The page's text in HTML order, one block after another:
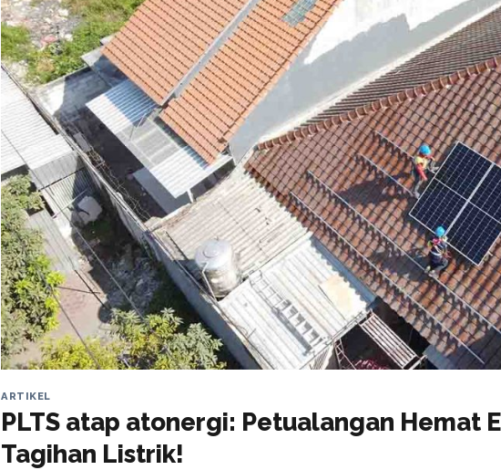
ARTIKEL
PLTS atap atonergi: Petualangan Hemat
Tagihan Listrik!